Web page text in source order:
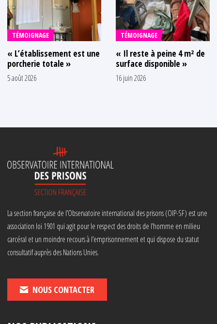
TÉMOIGNAGE
« L’établissement est une
porcherie totale »
5 août 2026
TÉMOIGNAGE
« Il reste à peine 4 m² de
surface disponible »
16 juin 2026
La section française de l’Observatoire international des prisons (OIP-SF) est une
association loi 1901 qui agit pour le respect des droits de l’homme en milieu
carcéral et un moindre recours à l’emprisonnement et qui dispose du statut
consultatif auprès des Nations Unies.
NOUS CONTACTER